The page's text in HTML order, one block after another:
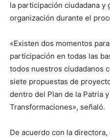
la participación ciudadana y
organización durante el
«Existen dos momentos
participación en todas las
todos nuestros ciudadanos
siete propuestas de
dentro del Plan de la Patria
Transformaciones», señaló.
De acuerdo con la